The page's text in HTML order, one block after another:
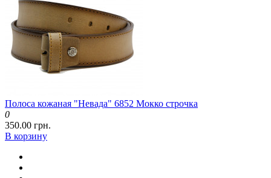
Полоса кожаная "Невада" 6852 Мокко строчка
0
350.00 грн.
В корзину